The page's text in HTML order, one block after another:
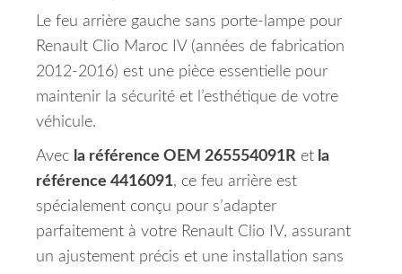
Le feu arrière gauche sans porte-lampe pour
Renault Clio Maroc IV (années de fabrication
2012-2016) est une pièce essentielle pour
maintenir la sécurité et l’esthétique de votre
véhicule.
Avec la référence OEM 265554091R et la
référence 4416091, ce feu arrière est
spécialement conçu pour s’adapter
parfaitement à votre Renault Clio IV, assurant
un ajustement précis et une installation sans